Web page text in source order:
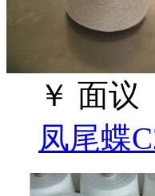
￥ 面议
凤尾蝶